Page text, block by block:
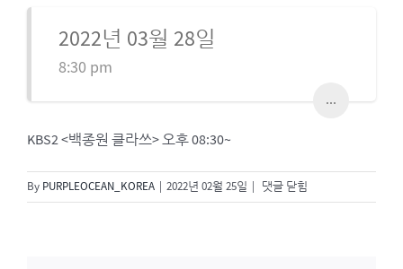
2022년 03월 28일
8:30 pm
...
KBS2 <백종원 클라쓰> 오후 08:30~
By PURPLEOCEAN_KOREA 2022년 02월 25일
백
종
댓글 닫힘